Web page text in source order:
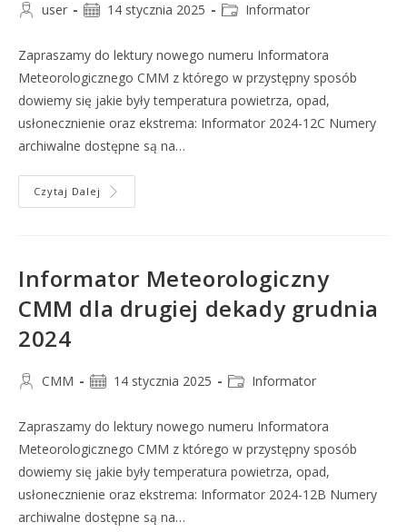
user 14 stycznia 2025 Informator
Zapraszamy do lektury nowego numeru Informatora
Meteorologicznego CMM z którego w przystępny sposób
dowiemy się jakie były temperatura powietrza, opad,
usłonecznienie oraz ekstrema: Informator 2024-12C Numery
archiwalne dostępne są na…
Czytaj Dalej
Informator Meteorologiczny
CMM dla drugiej dekady grudnia
2024
CMM 14 stycznia 2025 Informator
Zapraszamy do lektury nowego numeru Informatora
Meteorologicznego CMM z którego w przystępny sposób
dowiemy się jakie były temperatura powietrza, opad,
usłonecznienie oraz ekstrema: Informator 2024-12B Numery
archiwalne dostępne są na…